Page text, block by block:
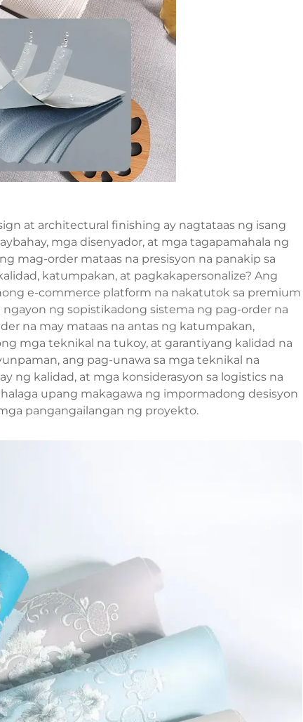
at architectural finishing ay nagtataas ng isang
mga disenyador, at mga tagapamahala ng
mag-order mataas na presisyon na panakip sa
katumpakan, at pagkakapersonalize? Ang
e-commerce platform na nakatutok sa premium
ng sopistikadong sistema ng pag-order na
na may mataas na antas ng katumpakan,
mga teknikal na tukoy, at garantiyang kalidad na
ang pag-unawa sa mga teknikal na
ng kalidad, at mga konsiderasyon sa logistics na
upang makagawa ng impormadong desisyon
pangangailangan ng proyekto.